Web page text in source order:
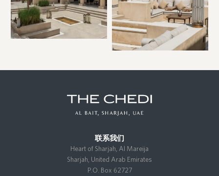
联系我们
Heart of Sharjah, Al Mareija
Sharjah, United Arab Emirates
P.O. Box 62727